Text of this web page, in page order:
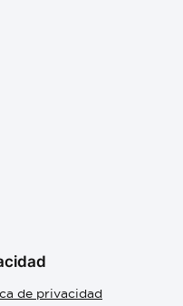
de privacidad